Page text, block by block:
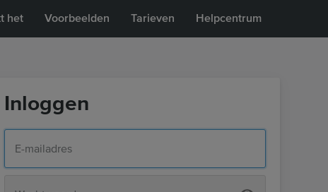
het Voorbeelden Tarieven Helpcentrum
Inloggen